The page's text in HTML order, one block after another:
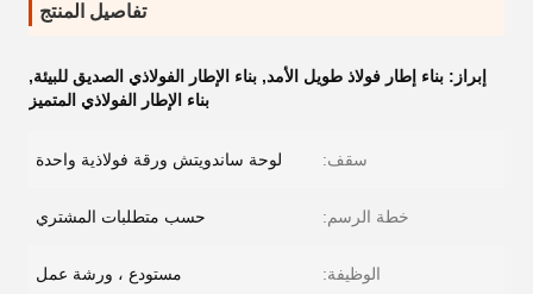
تفاصيل المنتج
إبراز: بناء إطار فولاذ طويل الأمد, بناء الإطار الفولاذي الصديق للبيئة,
بناء الإطار الفولاذي المتميز
سقف: لوحة ساندويتش ورقة فولاذية واحدة
خطة الرسم: حسب متطلبات المشتري
الوظيفة: مستودع ، ورشة عمل